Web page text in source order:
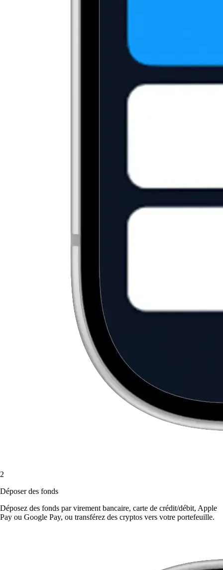
2
Déposer des fonds
Déposez des fonds par virement bancaire, carte de crédit/débit, Apple
Pay ou Google Pay, ou transférez des cryptos vers votre portefeuille.